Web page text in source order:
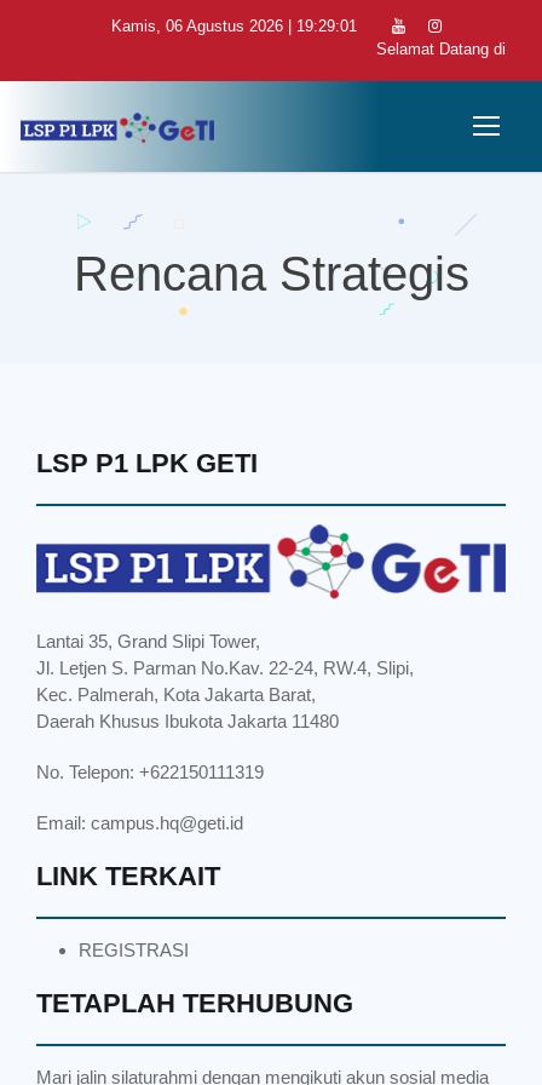
Kamis, 06 Agustus 2026 | 19:29:01
Selamat Datang di
Rencana Strategis
LSP P1 LPK GETI
Lantai 35, Grand Slipi Tower,
Jl. Letjen S. Parman No.Kav. 22-24, RW.4, Slipi,
Kec. Palmerah, Kota Jakarta Barat,
Daerah Khusus Ibukota Jakarta 11480
No. Telepon: +622150111319
Email: campus.hq@geti.id
LINK TERKAIT
REGISTRASI
TETAPLAH TERHUBUNG
Mari jalin silaturahmi dengan mengikuti akun sosial media